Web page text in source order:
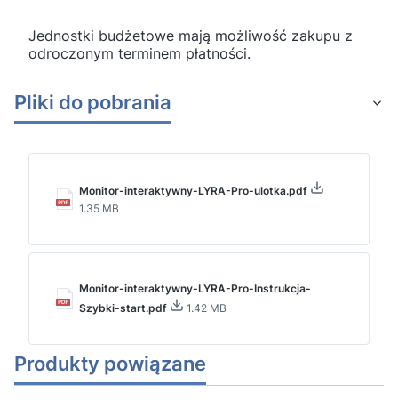
Jednostki budżetowe mają możliwość zakupu z
odroczonym terminem płatności.
Pliki do pobrania
Monitor-interaktywny-LYRA-Pro-ulotka.pdf
1.35 MB
Monitor-interaktywny-LYRA-Pro-Instrukcja-
Szybki-start.pdf
1.42 MB
Produkty powiązane